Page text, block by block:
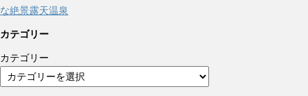
な絶景露天温泉
カテゴリー
カテゴリー